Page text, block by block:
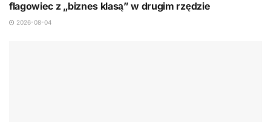
flagowiec z „biznes klasą” w drugim rzędzie
2026-08-04